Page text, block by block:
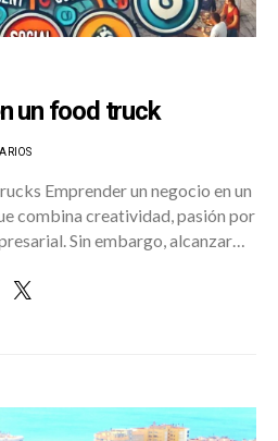
un food truck
Emprender un negocio en un
combina creatividad, pasión por
Sin embargo, alcanzar…